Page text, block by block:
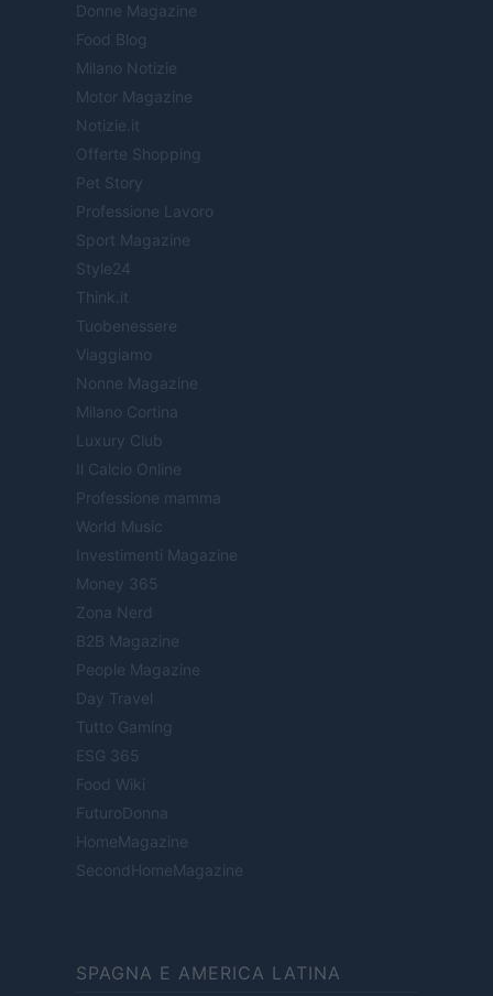
Donne Magazine
Food Blog
Milano Notizie
Motor Magazine
Notizie.it
Offerte Shopping
Pet Story
Professione Lavoro
Sport Magazine
Style24
Think.it
Tuobenessere
Viaggiamo
Nonne Magazine
Milano Cortina
Luxury Club
Il Calcio Online
Professione mamma
World Music
Investimenti Magazine
Money 365
Zona Nerd
B2B Magazine
People Magazine
Day Travel
Tutto Gaming
ESG 365
Food Wiki
FuturoDonna
HomeMagazine
SecondHomeMagazine
SPAGNA E AMERICA LATINA